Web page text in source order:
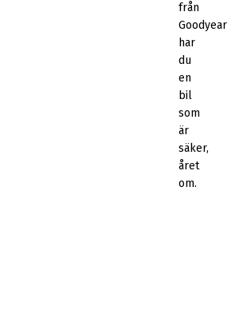
från
Goodyear
har
du
en
bil
som
är
säker,
året
om.